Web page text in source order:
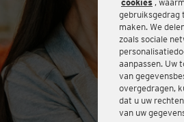
cookies ,
gebruiksgedrag
maken. We
zoals sociale
aanpassen. Uw
van
overgedragen,
dat u uw
van uw